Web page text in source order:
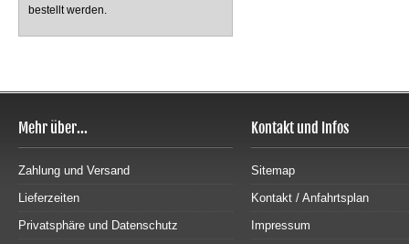
bestellt werden.
Mehr über...
Zahlung und Versand
Lieferzeiten
Privatsphäre und Datenschutz
Kontakt und Infos
Sitemap
Kontakt / Anfahrtsplan
Impressum